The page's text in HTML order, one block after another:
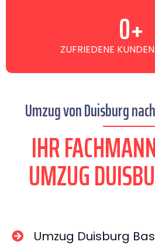
ZUFRIEDENE 0+
Umzug von Duisburg
IHR
UMZUG
Umzug Duisburg